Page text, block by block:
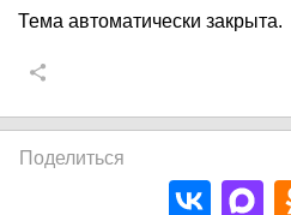
Тема автоматически закрыта.
Поделиться